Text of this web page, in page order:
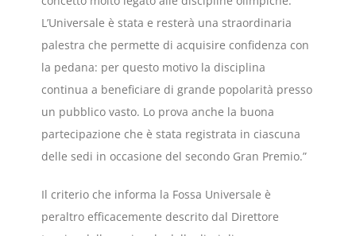
L’Universale è stata e resterà una straordinaria
palestra che permette di acquisire confidenza con
la pedana: per questo motivo la disciplina
continua a beneficiare di grande popolarità presso
un pubblico vasto. Lo prova anche la buona
partecipazione che è stata registrata in ciascuna
delle sedi in occasione del secondo Gran Premio.”
Il criterio che informa la Fossa Universale è
peraltro efficacemente descrito dal Direttore